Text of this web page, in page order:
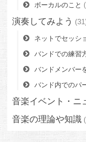
ボーカルのこと
演奏してみよう
ネットでセッシ
バンドでの練習
バンドメンバー
バンド内でのパ
音楽イベント・ニ
音楽の理論や知識